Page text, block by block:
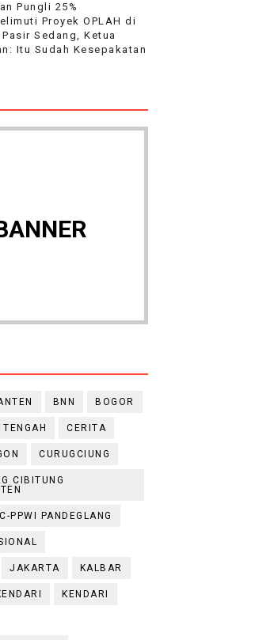
Pungli 25%
Proyek OPLAH di
Pasir Sedang, Ketua
Itu Sudah Kesepakatan
BNN BOGOR
CERITA
CURUGCIUNG
CIBITUNG
PPWI PANDEGLANG
JAKARTA KALBAR
KENDARI